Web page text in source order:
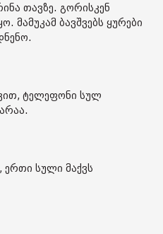
თავზე. გორისკენ
მამუკამ ბავშვებს ყურები
ტელეფონი სულ
ერთი სული მაქვს